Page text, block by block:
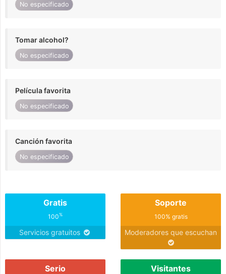
No especificado
Tomar alcohol?
No especificado
Película favorita
No especificado
Canción favorita
No especificado
Gratis
100%
Servicios gratuitos
Soporte
100% gratis
Moderadores que escuchan
Serio Visitantes